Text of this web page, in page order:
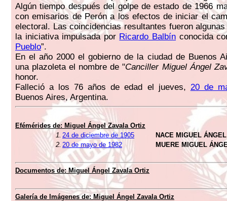
Algún tiempo después del golpe de estado de 1966
con emisarios de Perón a los efectos de iniciar el
electoral. Las coincidencias resultantes fueron
la iniciativa impulsada por Ricardo Balbín conocida
Pueblo”.
En el año 2000 el gobierno de la ciudad de Buenos
una plazoleta el nombre de "Canciller Miguel Ángel
honor.
Falleció a los 76 años de edad el jueves, 20 de
Buenos Aires, Argentina.
Efémérides de: Miguel Ángel Zavala Ortiz
1. 24 de diciembre de 1905
NACE MIGUEL
2. 20 de mayo de 1982 MUERE MIGUEL
Documentos de: Miguel Ángel Zavala Ortiz
Galería de Imágenes de: Miguel Ángel Zavala Ortiz